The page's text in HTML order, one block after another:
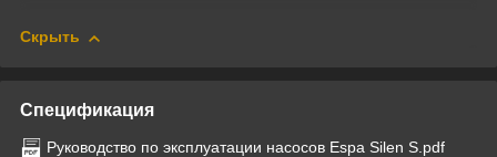
Скрыть
Спецификация
Руководство по эксплуатации насосов Espa Silen S.pdf